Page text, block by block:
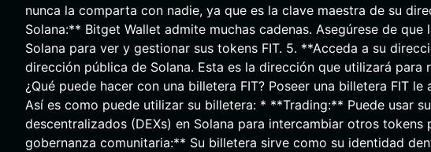
nunca la comparta con nadie, ya que es la clave maestra de su
Solana:** Bitget Wallet admite muchas cadenas. Asegúrese de
Solana para ver y gestionar sus tokens FIT. 5. **Acceda a su
dirección pública de Solana. Esta es la dirección que utilizará
¿Qué puede hacer con una billetera FIT? Poseer una billetera FIT
Así es como puede utilizar su billetera: * **Trading:** Puede usar
descentralizados (DEXs) en Solana para intercambiar otros
gobernanza comunitaria:** Su billetera sirve como su identidad